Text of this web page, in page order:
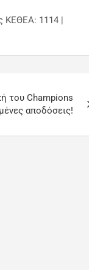
ΚΕΘΕΑ: 1114 |
του Champions
αποδόσεις!